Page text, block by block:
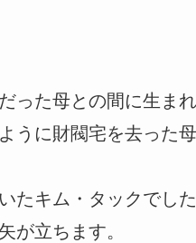
った母との間に生ま
うに財閥宅を去った
たキム・タックでし
が立ちます。